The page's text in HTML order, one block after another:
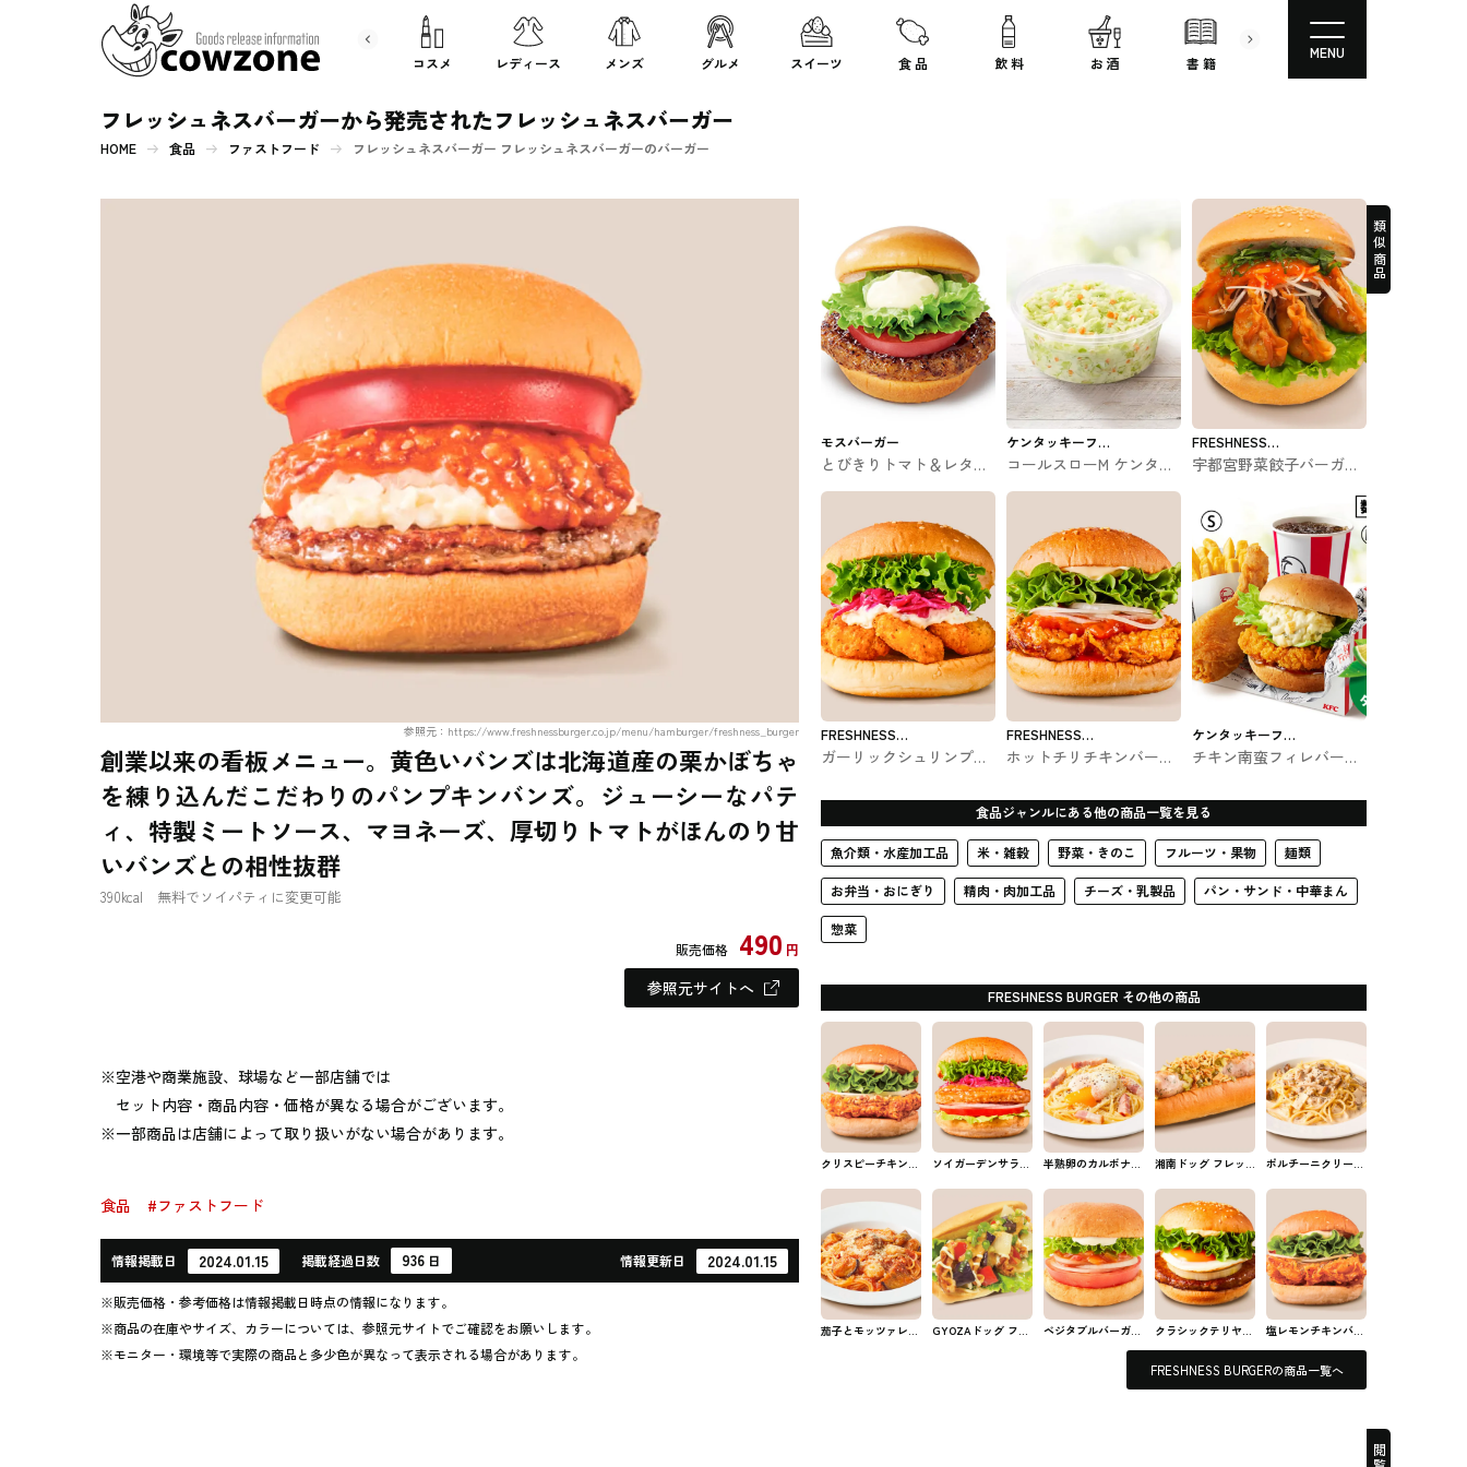
書 籍 文房具 コスメ レディース メンズ グルメ スイーツ 食 品 飲 料 お 酒 書 籍 文房具
MENU
フレッシュネスバーガーから発売されたフレッシュネスバーガー
HOME 食品 ファストフード フレッシュネスバーガー フレッシュネスバーガーのバーガー
参照元：https://www.freshnessburger.co.jp/menu/hamburger/freshness_burger
創業以来の看板メニュー。黄色いバンズは北海道産の栗かぼちゃ
を練り込んだこだわりのパンプキンバンズ。ジューシーなパテ
ィ、特製ミートソース、マヨネーズ、厚切りトマトがほんのり甘
いバンズとの相性抜群
390kcal 無料でソイパティに変更可能
販売価格 490 円
参照元サイトへ
※空港や商業施設、球場など一部店舗では
セット内容・商品内容・価格が異なる場合がございます。
※一部商品は店舗によって取り扱いがない場合があります。
食品 #ファストフード
情報掲載日 2024.01.15 掲載経過日数 936 日 情報更新日 2024.01.15
※販売価格・参考価格は情報掲載日時点の情報になります。
※商品の在庫やサイズ、カラーについては、参照元サイトでご確認をお願いします。
※モニター・環境等で実際の商品と多少色が異なって表示される場合があります。
類似商品
モスバーガー
とびきりトマト＆レタス
モスバーガー #ファスト
ケンタッキーフラ
イドチキン
コールスローM ケンタッ
キー #ファストフード
FRESHNESS
BURGER
宇都宮野菜餃子バーガー
のバーガー
FRESHNESS
BURGER
ガーリックシュリンプバ
ーガーのバーガー
FRESHNESS
BURGER
ホットチリチキンバーガ
ーのバーガー
ケンタッキーフラ
イドチキン
チキン南蛮フィレバーガ
ッキー #ファストフード
食品ジャンルにある他の商品一覧を見る
魚介類・水産加工品 米・雑穀 野菜・きのこ フルーツ・果物 麺類
お弁当・おにぎり 精肉・肉加工品 チーズ・乳製品 パン・サンド・中華まん
惣菜
FRESHNESS BURGER その他の商品
クリスピーチキンバ
ネスバーガーのバー
ソイガーデンサラダ
ュネスバーガーのバ
ーガー
半熟卵のカルボナー
バーガーのパスタ
湘南ドッグ フレッ
ホットドッグ
ポルチーニクリーム
ネスバーガーのパス
茄子とモッツァレラ
GYOZAドッグ フレ
ベジタブルバーガー
フレッシュネスバー
クラシックテリヤキ
バーガー フレッシ
ュネスバーガーのバ
塩レモンチキンバー
ガー フレッシュネ
スバーガーのバーガ
FRESHNESS BURGERの商品一覧へ